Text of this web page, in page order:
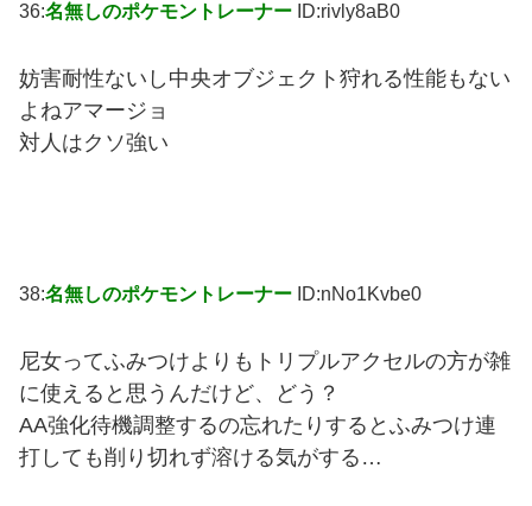
36:名無しのポケモントレーナー ID:rivly8aB0
妨害耐性ないし中央オブジェクト狩れる性能もない
よねアマージョ
対人はクソ強い
38:名無しのポケモントレーナー ID:nNo1Kvbe0
尼女ってふみつけよりもトリプルアクセルの方が雑
に使えると思うんだけど、どう？
AA強化待機調整するの忘れたりするとふみつけ連
打しても削り切れず溶ける気がする…